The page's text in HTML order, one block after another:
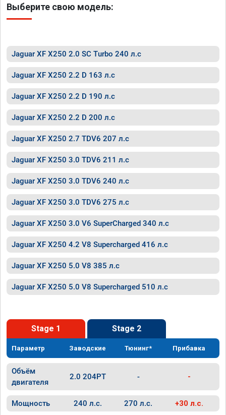
Выберите свою модель:
Jaguar XF X250 2.0 SC Turbo 240 л.с
Jaguar XF X250 2.2 D 163 л.с
Jaguar XF X250 2.2 D 190 л.с
Jaguar XF X250 2.2 D 200 л.с
Jaguar XF X250 2.7 TDV6 207 л.с
Jaguar XF X250 3.0 TDV6 211 л.с
Jaguar XF X250 3.0 TDV6 240 л.с
Jaguar XF X250 3.0 TDV6 275 л.с
Jaguar XF X250 3.0 V6 SuperCharged 340 л.с
Jaguar XF X250 4.2 V8 Supercharged 416 л.с
Jaguar XF X250 5.0 V8 385 л.с
Jaguar XF X250 5.0 V8 Supercharged 510 л.с
Stage 1 Stage 2
Параметр Заводские Тюнинг* Прибавка
Объём
двигателя
2.0 204PT - -
Мощность 240 л.с. 270 л.с. +30 л.с.